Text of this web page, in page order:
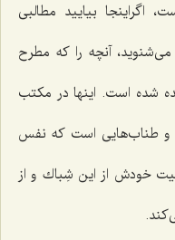
اگراینجا بیایید مطالبی
آنچه را كه مطرح
شده است. اینها در مكتب
و طناب‌هایی است كه نفس
خودش از این شِباك و از